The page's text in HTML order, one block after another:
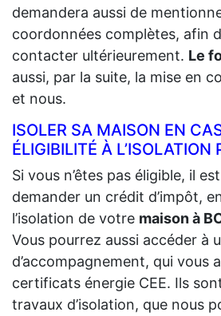
demandera aussi de
coordonnées complètes, afin
contacter ultérieurement. Le
aussi, par la suite, la mise en
et nous.
ISOLER SA MAISON EN
ÉLIGIBILITÉ À L’ISOLATION
Si vous n’êtes pas éligible, il
demander un crédit d’impôt,
l’isolation de votre maison à
Vous pourrez aussi accéder à
d’accompagnement, qui vous
certificats énergie CEE. Ils
travaux d’isolation, que nous